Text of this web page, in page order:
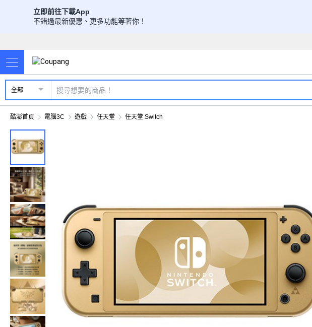
立即前往下載App
不錯過最新優惠、更多功能等著你！
全部
酷澎首頁 電腦3C 遊戲 任天堂 任天堂 Switch